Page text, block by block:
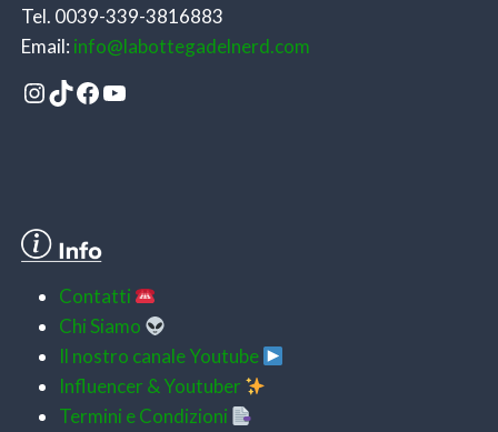
Tel. 0039-339-3816883
Email: info@labottegadelnerd.com
Instagram
TikTok
Facebook
YouTube
Contatti
Chi Siamo
Il nostro canale Youtube
Influencer & Youtuber
Termini e Condizioni